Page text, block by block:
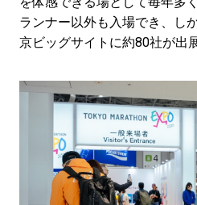
ランナー以外も入場でき、し
京ビッグサイトに約80社が出